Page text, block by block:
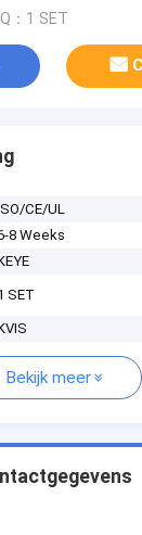
：1 SET
CE/UL
8 Weeks
SET
Bekijk meer